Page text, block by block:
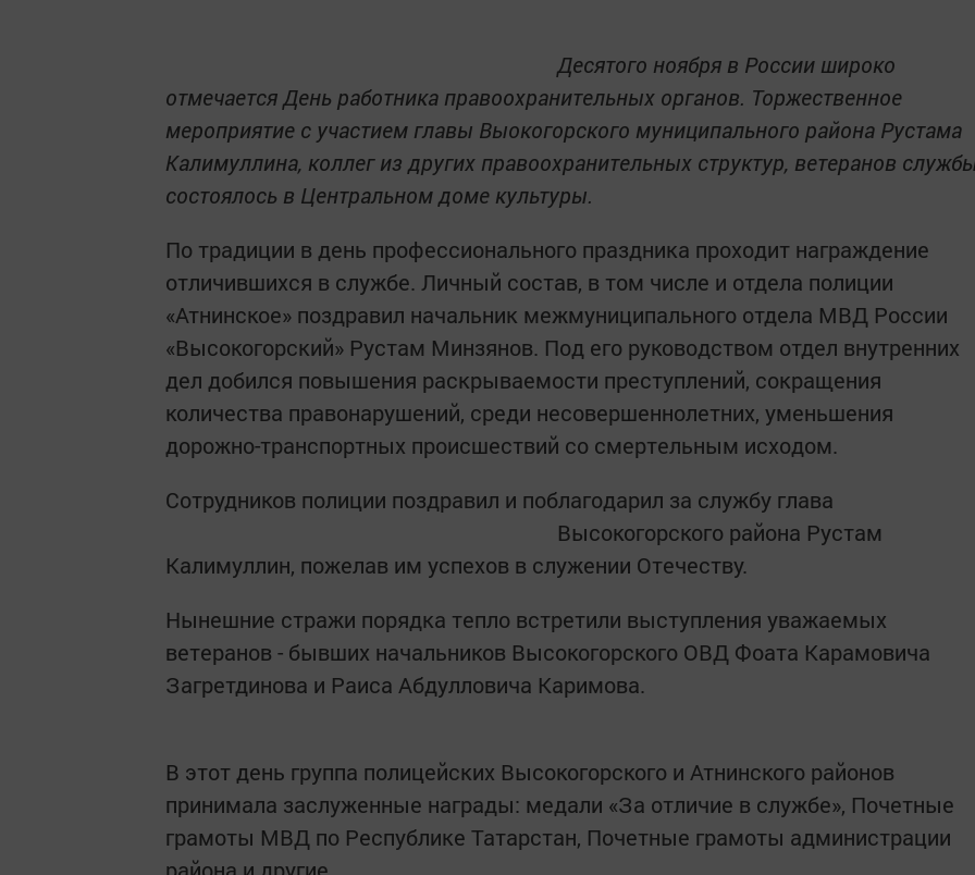
Десятого ноября в России широко
отмечается День работника правоохранительных органов. Торжественное
мероприятие с участием главы Выокогорского муниципального района Рустама
Калимуллина, коллег из других правоохранительных структур, ветеранов
состоялось в Центральном доме культуры.
По традиции в день профессионального праздника проходит награждение
отличившихся в службе. Личный состав, в том числе и отдела полиции
«Атнинское» поздравил начальник межмуниципального отдела МВД России
«Высокогорский» Рустам Минзянов. Под его руководством отдел внутренних
дел добился повышения раскрываемости преступлений, сокращения
количества правонарушений, среди несовершеннолетних, уменьшения
дорожно-транспортных происшествий со смертельным исходом.
Сотрудников полиции поздравил и поблагодарил за службу глава
Высокогорского района Рустам
Калимуллин, пожелав им успехов в служении Отечеству.
Нынешние стражи порядка тепло встретили выступления уважаемых
ветеранов - бывших начальников Высокогорского ОВД Фоата Карамовича
Загретдинова и Раиса Абдулловича Каримова.
В этот день группа полицейских Высокогорского и Атнинского районов
принимала заслуженные награды: медали «За отличие в службе», Почетные
грамоты МВД по Республике Татарстан, Почетные грамоты администрации